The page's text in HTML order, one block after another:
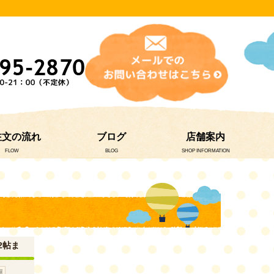
文の流れ
FLOW
ブログ
BLOG
店舗案内
SHOP INFORMATION
ま